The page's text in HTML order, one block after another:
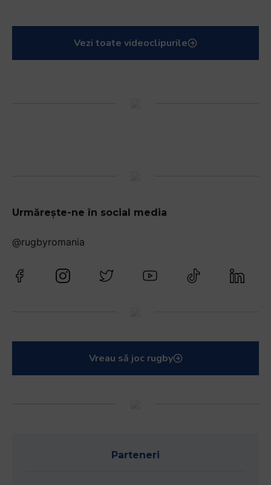
Vezi toate videoclipurile
Urmărește-ne în social media
@rugbyromania
Vreau să joc rugby
Parteneri